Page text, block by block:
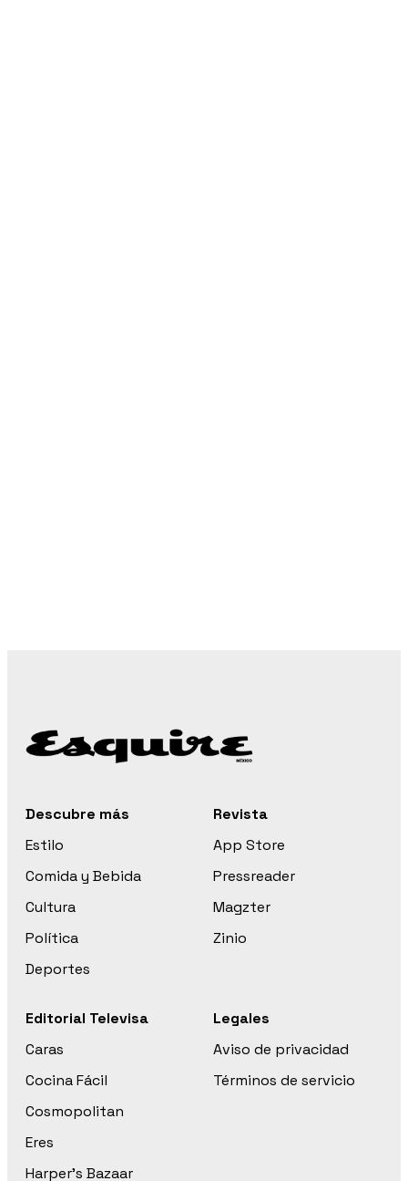
Descubre más
Estilo
Comida y Bebida
Cultura
Política
Deportes
Revista
App Store
Pressreader
Magzter
Zinio
Editorial Televisa
Caras
Cocina Fácil
Cosmopolitan
Eres
Harper’s Bazaar
Legales
Aviso de privacidad
Términos de servicio